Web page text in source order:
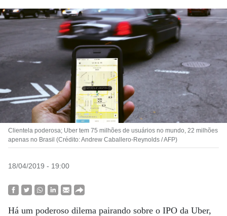
Clientela poderosa; Uber tem 75 milhões de usuários no mundo, 22 milhões
apenas no Brasil (Crédito: Andrew Caballero-Reynolds / AFP)
18/04/2019 - 19:00
Há um poderoso dilema pairando sobre o IPO da Uber,